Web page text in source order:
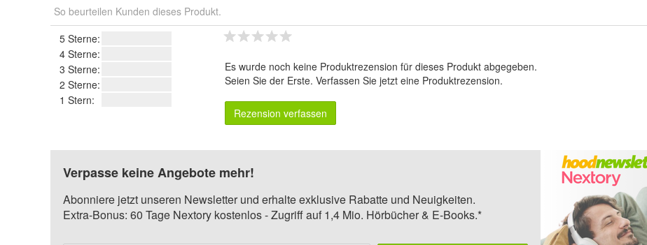
So beurteilen Kunden dieses Produkt.
5 Sterne:
4 Sterne:
3 Sterne:
2 Sterne:
1 Stern:
Es wurde noch keine Produktrezension für dieses Produkt abgegeben.
Seien Sie der Erste. Verfassen Sie jetzt eine Produktrezension.
Rezension verfassen
Verpasse keine Angebote mehr!
Abonniere jetzt unseren Newsletter und erhalte exklusive Rabatte und Neuigkeiten.
Extra-Bonus: 60 Tage Nextory kostenlos - Zugriff auf 1,4 Mio. Hörbücher & E-Books.*